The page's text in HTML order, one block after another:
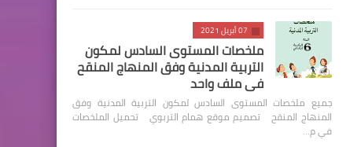
07 أبريل 2021
ملخصات المستوى السادس لمكون
التربية المدنية وفق المنهاج المنقح
في ملف واحد
جميع ملخصات المستوى السادس لمكون التربية المدنية وفق
المنهاج المنقح تصميم موقع همام التربوي تحميل الملخصات
في م…